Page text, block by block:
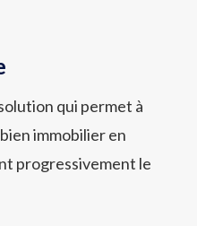
qui permet à
immobilier en
progressivement le